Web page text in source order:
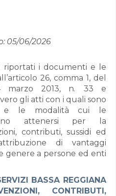
05/06/2026
riportati i documenti e le
26, comma 1, del
marzo 2013, n. 33 e
gli atti con i quali sono
e le modalità cui le
attenersi per la
contributi, sussidi ed
di vantaggi
genere a persone ed enti
BASSA REGGIANA
CONTRIBUTI,